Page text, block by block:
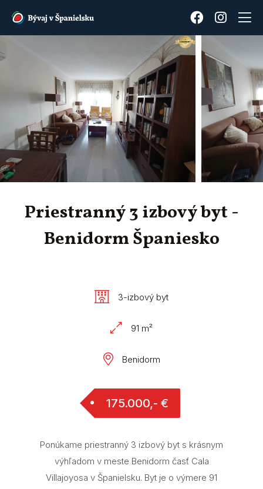
Priestranný 3 izbový byt -
Benidorm Španiesko
3-izbový byt
91 m²
Benidorm
175.000,- €
Ponúkame priestranný 3 izbový byt s krásnym
výhľadom v meste Benidorm časť Cala
Villajoyosa v Španielsku. Byt je o výmere 91